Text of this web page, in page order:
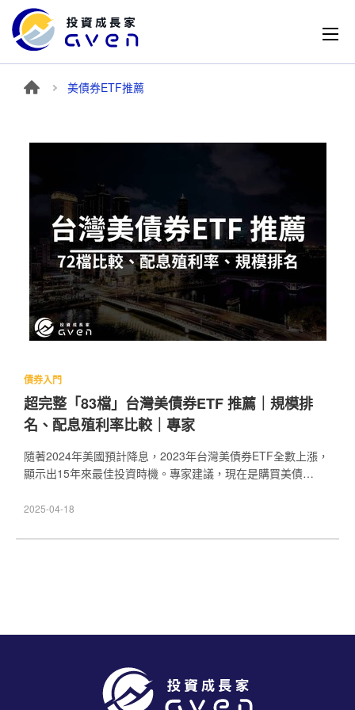
美債券ETF推薦
債券入門
超完整「83檔」台灣美債券ETF 推薦｜規模排
名、配息殖利率比較｜專家
隨著2024年美國預計降息，2023年台灣美債券ETF全數上漲，
顯示出15年來最佳投資時機。專家建議，現在是購買美債
佳時刻。選擇適合的美國公債、公司債或月配息債券ETF，把
2025-04-18